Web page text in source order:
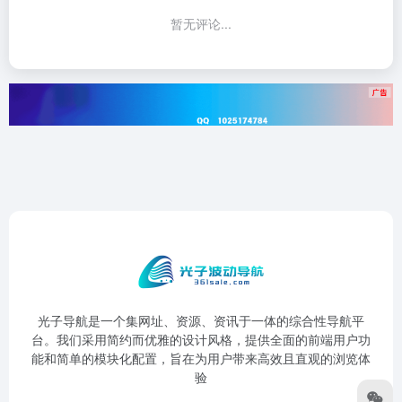
暂无评论...
光子导航是一个集网址、资源、资讯于一体的综合性导航平
台。我们采用简约而优雅的设计风格，提供全面的前端用户功
能和简单的模块化配置，旨在为用户带来高效且直观的浏览体
验